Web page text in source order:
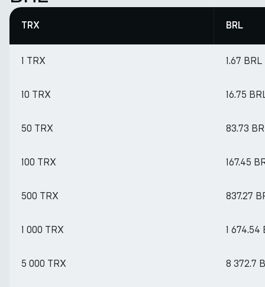
TRX BRL
1 TRX 1.67 BRL
10 TRX 16.75
50 TRX 83.73
100 TRX 167.45
500 TRX 837.27
1 000 TRX 1 674.54
5 000 TRX 8 372.7